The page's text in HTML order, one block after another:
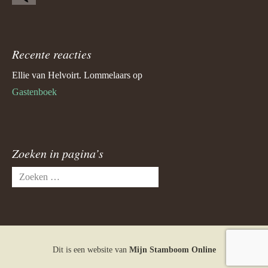
Recente reacties
Ellie van Helvoirt. Lommelaars op
Gastenboek
Zoeken in pagina’s
Zoeken
naar:
Dit is een website van Mijn Stamboom Online